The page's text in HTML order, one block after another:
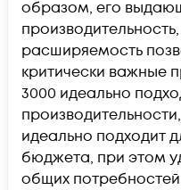
образом, его
расширяемость
критически важные
3000 идеально
идеально подходит
бюджета, при этом
общих